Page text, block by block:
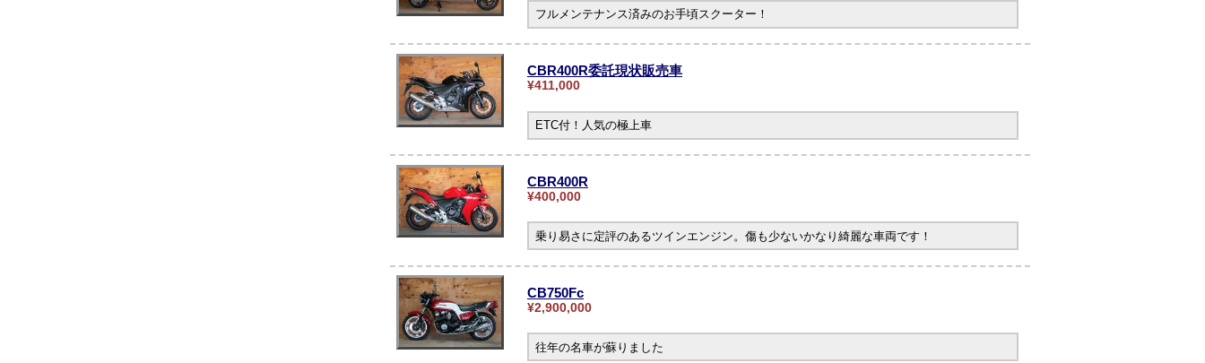
フルメンテナンス済みのお手頃スクーター！
CBR400R委託現状販売車
¥411,000
ETC付！人気の極上車
CBR400R
¥400,000
乗り易さに定評のあるツインエンジン。傷も少ないかなり綺麗な車両です！
CB750Fc
¥2,900,000
往年の名車が蘇りました